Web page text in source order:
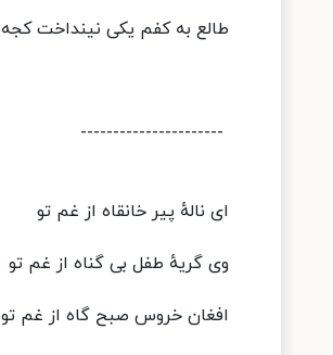
طالع به کفم یکی نینداخت کجه
----------------------
ای نالهٔ پیر خانقاه از غم تو
وی گریهٔ طفل بی گناه از غم تو
افغان خروس صبح گاه از غم تو